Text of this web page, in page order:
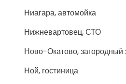
Ниагара, автомойка
Нижневартовец, СТО
Ново-Окатово, загородный
Ной, гостиница